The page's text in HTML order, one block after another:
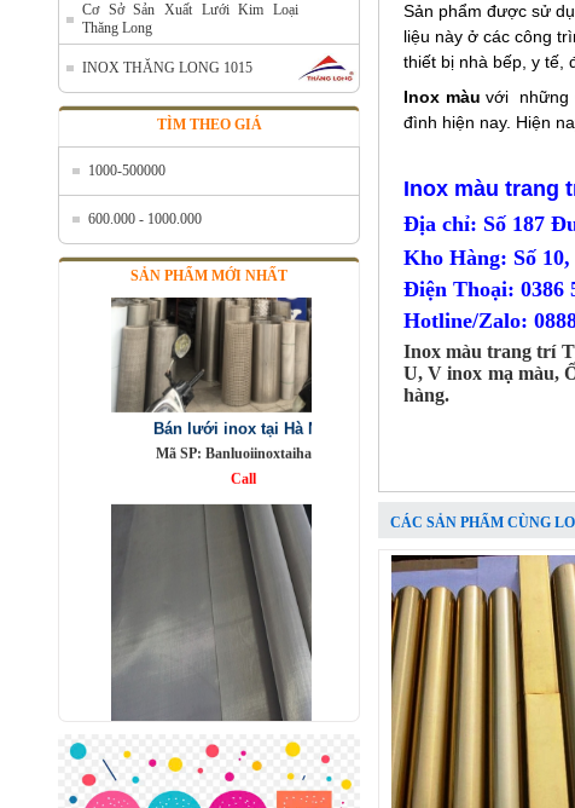
Cơ Sở Sản Xuất Lưới Kim Loại
Thăng Long
INOX THĂNG LONG 1015
TÌM THEO GIÁ
1000-500000
600.000 - 1000.000
SẢN PHẨM MỚI NHẤT
Bán lưới inox tại Hà Nội
Mã SP: Banluoiinoxtaihanoi
Call
Lưới lọc inox 304
Call
Sản phẩm được sử
liệu này ở các công
thiết bị nhà bếp, y tế,
Inox màuvới những
đình hiện nay. Hiện
Inox màu trang
Địa chỉ: Số 187
Kho Hàng: Số
Điện Thoại:
Hotline/Zalo:
Inox màu trang trí
U, V inox mạ màu,
hàng.
CÁC SẢN PHẨM CÙNG